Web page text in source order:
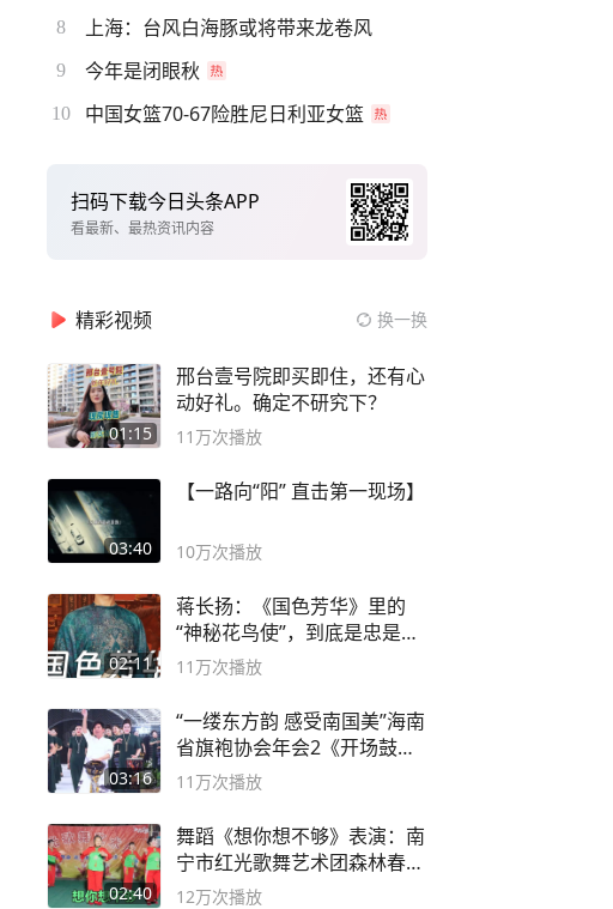
8 上海：台风白海豚或将带来龙卷风
9 今年是闭眼秋
10 中国女篮70-67险胜尼日利亚女篮
扫码下载今日头条APP
看最新、最热资讯内容
精彩视频 换一换
01:15
邢台壹号院即买即住，还有心
动好礼。确定不研究下？
11万次播放
03:40
【一路向“阳” 直击第一现场】
10万次播放
02:11
蒋长扬：《国色芳华》里的
“神秘花鸟使”，到底是忠是
奸？
11万次播放
03:16
“一缕东方韵 感受南国美”海南
省旗袍协会年会2《开场鼓》
二团
11万次播放
02:40
舞蹈《想你想不够》表演：南
宁市红光歌舞艺术团森林春红
舞蹈队。
12万次播放